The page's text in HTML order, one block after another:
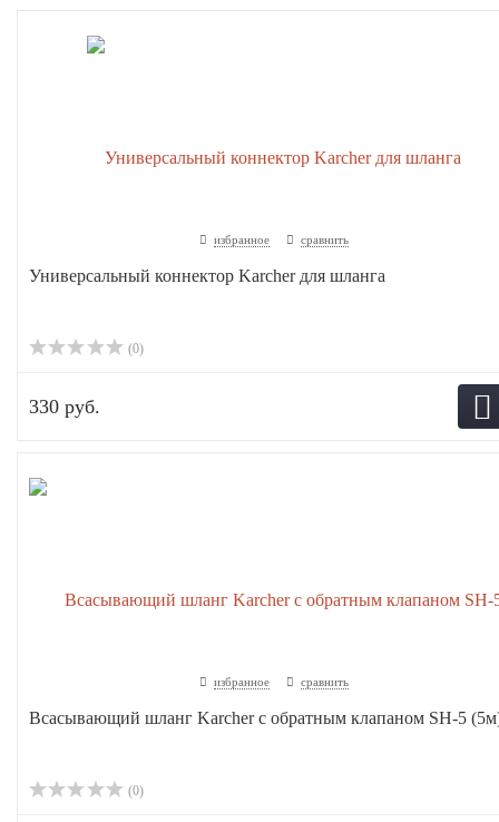
избранное сравнить
Универсальный коннектор Karcher для шланга
(0)
330 руб.
избранное сравнить
Всасывающий шланг Karcher с обратным клапаном SH-5
(0)